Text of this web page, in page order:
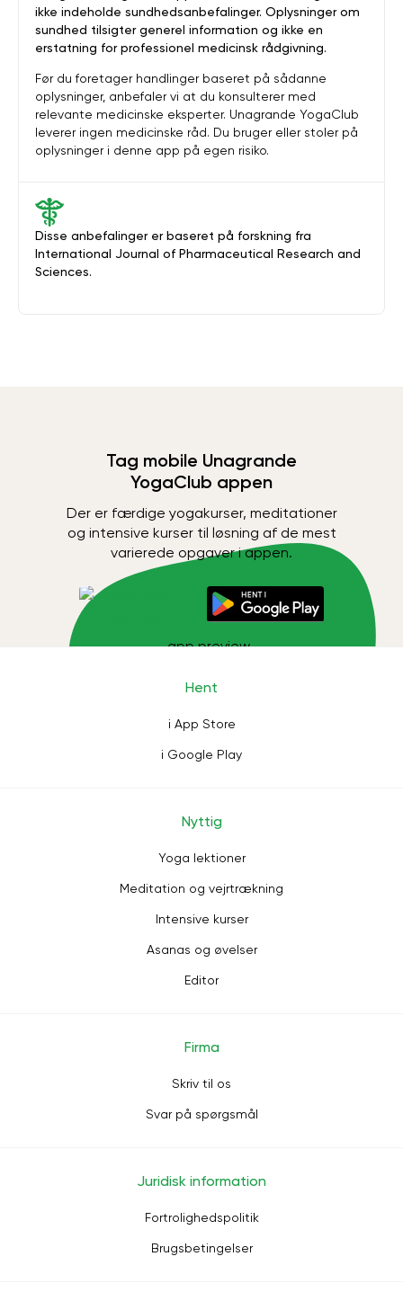
Disse anbefalinger er baseret på forskning fra
International Journal of Pharmaceutical Research and
Sciences.
ikke indeholde sundhedsanbefalinger. Oplysninger om
sundhed tilsigter generel information og ikke en
erstatning for professionel medicinsk rådgivning.
Før du foretager handlinger baseret på sådanne
oplysninger, anbefaler vi at du konsulterer med
relevante medicinske eksperter. Unagrande YogaClub
leverer ingen medicinske råd. Du bruger eller stoler på
oplysninger i denne app på egen risiko.
Tag mobile Unagrande
YogaClub appen
Der er færdige yogakurser, meditationer
og intensive kurser til løsning af de mest
varierede opgaver i appen.
Hent
i App Store
i Google Play
Nyttig
Yoga lektioner
Meditation og vejrtrækning
Intensive kurser
Asanas og øvelser
Editor
Firma
Skriv til os
Svar på spørgsmål
Juridisk information
Fortrolighedspolitik
Brugsbetingelser